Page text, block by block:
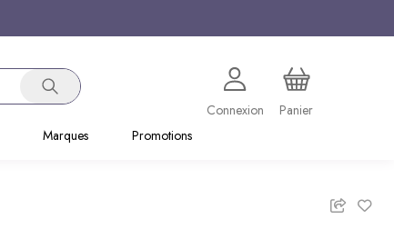
Connexion
Panier
Marques Promotions